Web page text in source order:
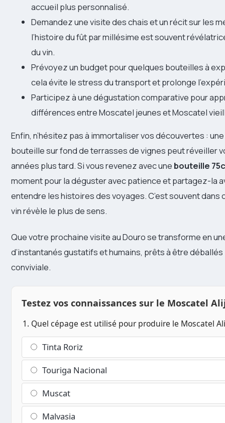
accueil plus personnalisé.
Demandez une visite des chais et un récit sur les
l’histoire du fût par millésime est souvent
du vin.
Prévoyez un budget pour quelques bouteilles à
cela évite le stress du transport et prolonge
Participez à une dégustation comparative pour
différences entre Moscatel jeunes et Moscatel
Enfin, n’hésitez pas à immortaliser vos découvertes :
bouteille sur fond de terrasses de vignes peut réveiller
années plus tard. Si vous revenez avec une bouteille
moment pour la déguster avec patience et partagez-la
entendre les histoires des voyages. C’est souvent dans
vin révèle le plus de sens.
Que votre prochaine visite au Douro se transforme en
d’instantanés gustatifs et humains, prêts à être déballés
conviviale.
Testez vos connaissances sur le Moscatel
1. Quel cépage est utilisé pour produire le Moscatel
Tinta Roriz
Touriga Nacional
Muscat
Malvasia